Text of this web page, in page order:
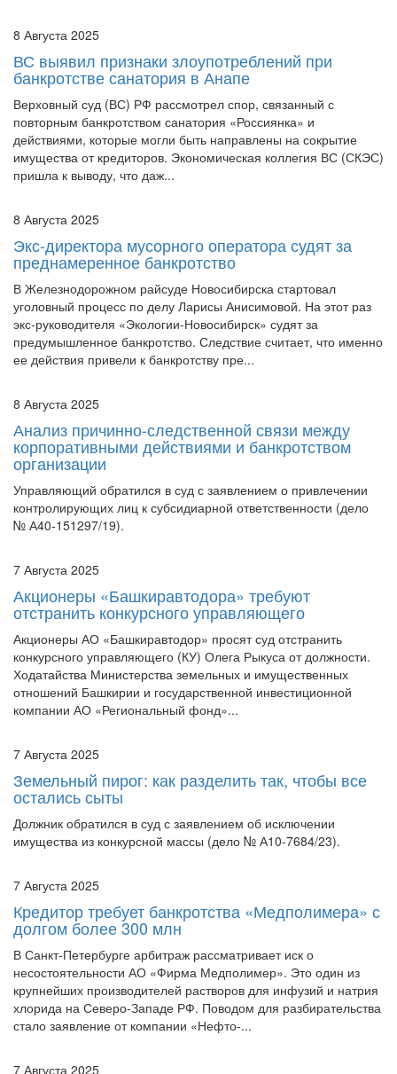
8 Августа 2025
ВС выявил признаки злоупотреблений при
банкротстве санатория в Анапе
Верховный суд (ВС) РФ рассмотрел спор, связанный с
повторным банкротством санатория «Россиянка» и
действиями, которые могли быть направлены на сокрытие
имущества от кредиторов. Экономическая коллегия ВС (СКЭС)
пришла к выводу, что даж...
8 Августа 2025
Экс-директора мусорного оператора судят за
преднамеренное банкротство
В Железнодорожном райсуде Новосибирска стартовал
уголовный процесс по делу Ларисы Анисимовой. На этот раз
экс-руководителя «Экологии-Новосибирск» судят за
предумышленное банкротство. Следствие считает, что именно
ее действия привели к банкротству пре...
8 Августа 2025
Анализ причинно-следственной связи между
корпоративными действиями и банкротством
организации
Управляющий обратился в суд с заявлением о привлечении
контролирующих лиц к субсидиарной ответственности (дело
№ А40-151297/19).
7 Августа 2025
Акционеры «Башкиравтодора» требуют
отстранить конкурсного управляющего
Акционеры АО «Башкиравтодор» просят суд отстранить
конкурсного управляющего (КУ) Олега Рыкуса от должности.
Ходатайства Министерства земельных и имущественных
отношений Башкирии и государственной инвестиционной
компании АО «Региональный фонд»...
7 Августа 2025
Земельный пирог: как разделить так, чтобы все
остались сыты
Должник обратился в суд с заявлением об исключении
имущества из конкурсной массы (дело № А10-7684/23).
7 Августа 2025
Кредитор требует банкротства «Медполимера» с
долгом более 300 млн
В Санкт-Петербурге арбитраж рассматривает иск о
несостоятельности АО «Фирма Медполимер». Это один из
крупнейших производителей растворов для инфузий и натрия
хлорида на Северо-Западе РФ. Поводом для разбирательства
стало заявление от компании «Нефто-...
7 Августа 2025